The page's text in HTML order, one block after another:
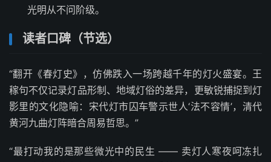
光明从不问阶级。
读者口碑（节选）
“翻开《春灯史》，仿佛跌入一场跨越千年的灯火盛宴。王
稼句不仅记录灯品形制、地域灯俗的差异，更敏锐捕捉到灯
影里的文化隐喻：宋代灯市囚车警示世人‘法不容情’，清代
黄河九曲灯阵暗合周易哲思。”
“最打动我的是那些微光中的民生 —— 卖灯人寒夜呵冻扎